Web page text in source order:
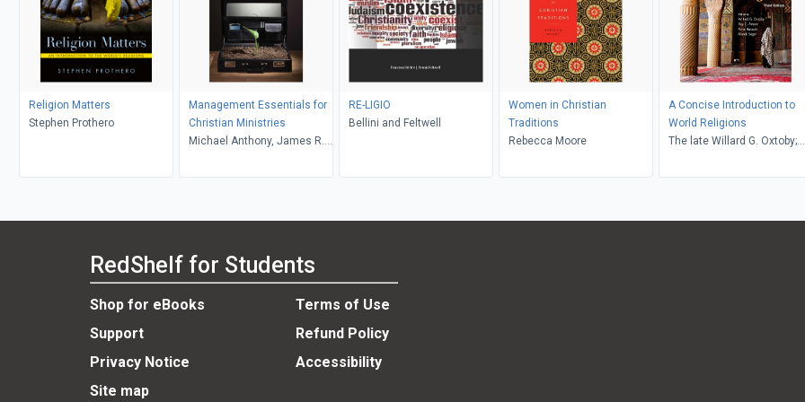
Religion Matters
Stephen Prothero
Management Essentials for
Christian Ministries
Michael Anthony, James R.
RE-LIGIO
Bellini and Feltwell
Women in Christian
Traditions
Rebecca Moore
A Concise Introduction to
World Religions
The late Willard G. Oxtoby;
The late Alan F. Segal,
RedShelf for Students
Shop for eBooks
Terms of Use
Support
Refund Policy
Privacy Notice
Accessibility
Site map